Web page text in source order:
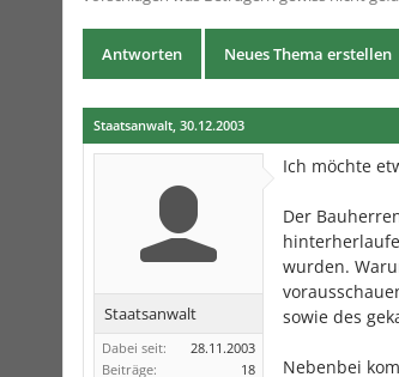
Antworten Neues Thema erstellen
Staatsanwalt, 30.12.2003
Staatsanwalt
Dabei seit:
28.11.2003
Beiträge:
18
Ich möchte
Der
wurden.
sowie des
Nebenbei